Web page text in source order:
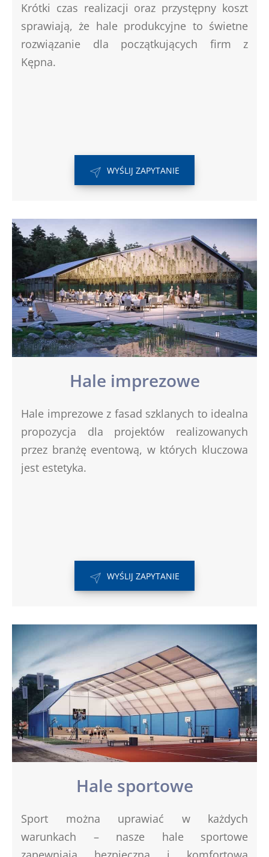
Krótki czas realizacji oraz przystępny koszt
sprawiają, że hale produkcyjne to świetne
rozwiązanie dla początkujących firm z
Kępna.
WYŚLIJ ZAPYTANIE
Hale imprezowe
Hale imprezowe z fasad szklanych to idealna
propozycja dla projektów realizowanych
przez branżę eventową, w których kluczowa
jest estetyka.
WYŚLIJ ZAPYTANIE
Hale sportowe
Sport można uprawiać w każdych
warunkach – nasze hale sportowe